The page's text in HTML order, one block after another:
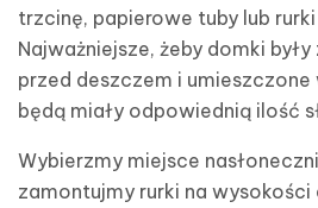
trzcinę, papierowe tuby lub
Najważniejsze, żeby domki
przed deszczem i umieszczone
będą miały odpowiednią ilość
Wybierzmy miejsce
zamontujmy rurki na